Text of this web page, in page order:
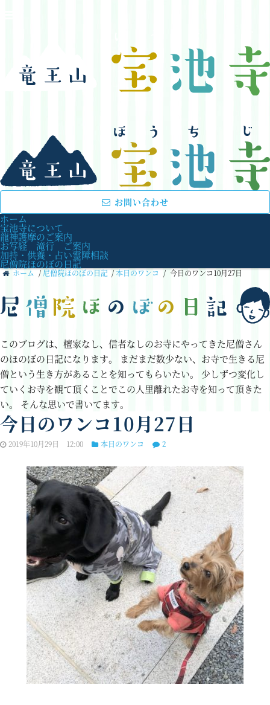
お問い合わせ
ホーム
宝池寺について
龍神護摩のご案内
お写経 滝行 ご案内
加持・供養・占い霊障相談
尼僧院ほのぼの日記
ホーム / 尼僧院ほのぼの日記 /本日のワンコ / 今日のワンコ10月27日
このブログは、檀家なし、信者なしのお寺にやってきた尼僧さん
のほのぼの日記になります。 まだまだ数少ない、お寺で生きる尼
僧という生き方があることを知ってもらいたい。
少しずつ変化し
ていくお寺を観て頂くことでこの人里離れたお寺を知って頂きた
い。 そんな思いで書いてます。
今日のワンコ10月27日
2019年10月29日 12:00 本日のワンコ 2